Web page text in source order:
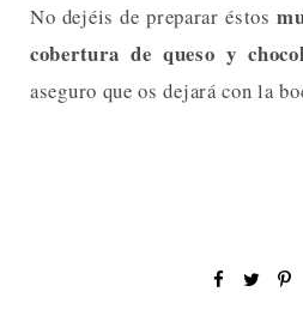
No dejéis de preparar éstos
cobertura de queso y
aseguro que os dejará con la